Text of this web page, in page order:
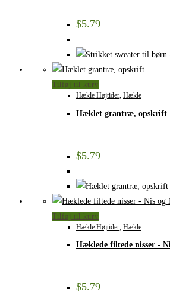
$5.79
Tilføj til kurv
Hækle Højtider, Hækle
Hæklet grantræ, opskrift
$5.79
Tilføj til kurv
Hækle Højtider Hækle
Hæklede filtede nisser -
$5.79